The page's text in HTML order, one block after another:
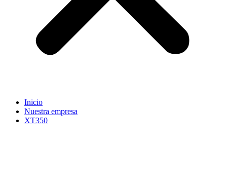
Inicio
Nuestra empresa
XT350